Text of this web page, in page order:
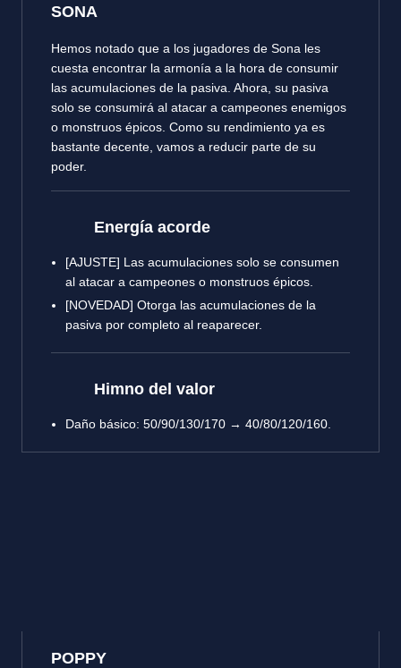
SONA
Hemos notado que a los jugadores de Sona les
cuesta encontrar la armonía a la hora de consumir
las acumulaciones de la pasiva. Ahora, su pasiva
solo se consumirá al atacar a campeones enemigos
o monstruos épicos. Como su rendimiento ya es
bastante decente, vamos a reducir parte de su
poder.
Energía acorde
[AJUSTE] Las acumulaciones solo se consumen
al atacar a campeones o monstruos épicos.
[NOVEDAD] Otorga las acumulaciones de la
pasiva por completo al reaparecer.
Himno del valor
Daño básico: 50/90/130/170 → 40/80/120/160.
POPPY